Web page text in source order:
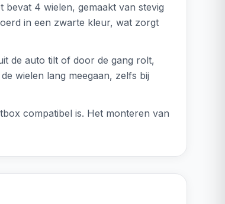
4 wielen, gemaakt van stevig
in een zwarte kleur, wat zorgt
de auto tilt of door de gang rolt,
wielen lang meegaan, zelfs bij
compatibel is. Het monteren van